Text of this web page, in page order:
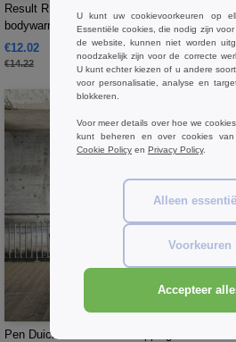
Result RE37A - Polartherm®
bodywarmer
€12.02
€14.22
-15%
Pen Duick PK350 - Ontsnapping
U kunt uw cookievoorkeuren op
Essentiële cookies, die nodig zijn
de website, kunnen niet worden
noodzakelijk zijn voor de correcte
U kunt echter kiezen of u andere
voor personalisatie, analyse en
blokkeren.
Voor meer details over hoe we
kunt beheren en over cookies
Cookie Policy en Privacy Policy.
Alleen
Voorkeuren
Accepteer